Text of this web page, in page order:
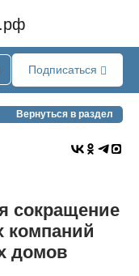
Подписаться
Вернуться в раздел
сокращение
компаний
домов